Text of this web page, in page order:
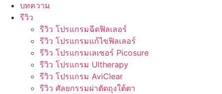
บทความ
รีวิว
รีวิว โปรแกรมฉีดฟิลเลอร์
รีวิว โปรแกรมแก้ไขฟิลเลอร์
รีวิว โปรแกรมเลเซอร์ Picosure
รีวิว โปรแกรม Ultherapy
รีวิว โปรแกรม AviClear
รีวิว ศัลยกรรมผ่าตัดถุงใต้ตา